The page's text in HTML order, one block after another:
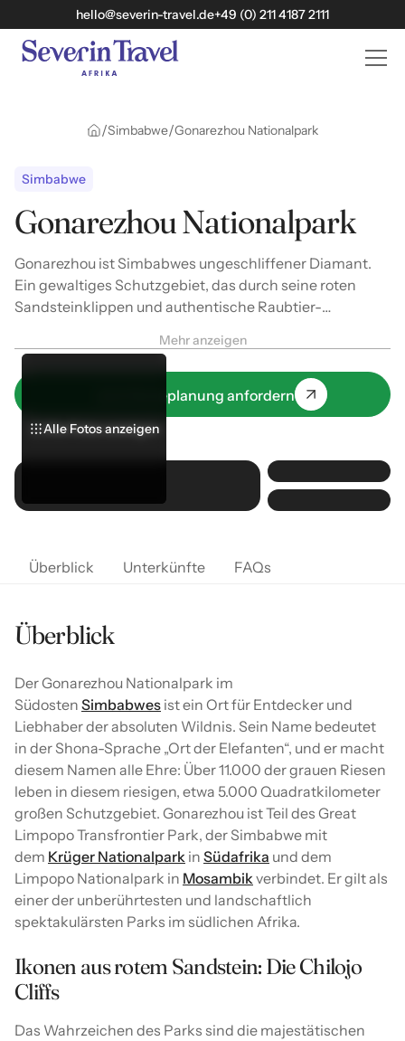
hello@severin-travel.de+49 (0) 211 4187 2111
/Simbabwe/Gonarezhou Nationalpark
Simbabwe
Gonarezhou Nationalpark
Gonarezhou ist Simbabwes ungeschliffener Diamant.
Ein gewaltiges Schutzgebiet, das durch seine roten
Sandsteinklippen und authentische Raubtier-
Mehr anzeigen
Jetzt Reiseplanung anfordern
Alle Fotos anzeigen
Alle Fotos anzeigen
Alle Fotos anzeigen
Überblick Unterkünfte FAQs
Überblick
Der Gonarezhou Nationalpark im
Südosten Simbabwes ist ein Ort für Entdecker und
Liebhaber der absoluten Wildnis. Sein Name bedeutet
in der Shona-Sprache „Ort der Elefanten“, und er macht
diesem Namen alle Ehre: Über 11.000 der grauen Riesen
leben in diesem riesigen, etwa 5.000 Quadratkilometer
großen Schutzgebiet. Gonarezhou ist Teil des Great
Limpopo Transfrontier Park, der Simbabwe mit
dem Krüger Nationalpark in Südafrika und dem
Limpopo Nationalpark in Mosambikverbindet. Er gilt als
einer der unberührtesten und landschaftlich
spektakulärsten Parks im südlichen Afrika.
Ikonen aus rotem Sandstein: Die Chilojo
Cliffs
Das Wahrzeichen des Parks sind die majestätischen